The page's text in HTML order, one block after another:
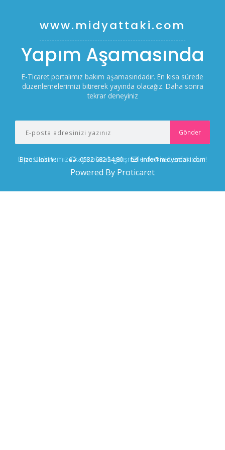
www.midyattaki.com
Yapım Aşamasında
E-Ticaret portalımız bakım aşamasındadır. En kısa sürede
düzenlemelerimizi bitirerek yayında olacağız. Daha sonra
tekrar deneyiniz
E-posta listemize kayıt olarak gelişmelerden haberdar olun!
Bize Ulasin : 0532 682 54 80 info@midyattaki.com
Powered By Proticaret